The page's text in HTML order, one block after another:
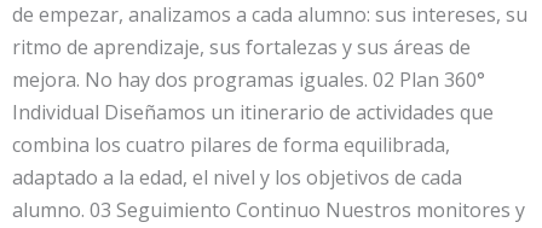
de empezar, analizamos a cada alumno: sus intereses, su
ritmo de aprendizaje, sus fortalezas y sus áreas de
mejora. No hay dos programas iguales. 02 Plan 360°
Individual Diseñamos un itinerario de actividades que
combina los cuatro pilares de forma equilibrada,
adaptado a la edad, el nivel y los objetivos de cada
alumno. 03 Seguimiento Continuo Nuestros monitores y